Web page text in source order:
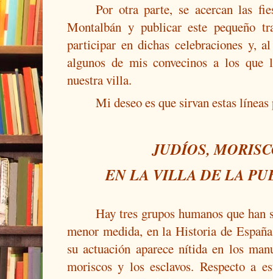
Por otra parte, se acercan las
Montalbán y publicar este pequeño
participar en dichas celebraciones y,
algunos de mis convecinos a los que
nuestra villa.
Mi deseo es que sirvan estas
JUDÍOS,
EN LA VILLA DE LA
Hay tres grupos humanos que
menor medida, en la Historia de
su actuación aparece nítida en los
moriscos y los esclavos. Respecto a